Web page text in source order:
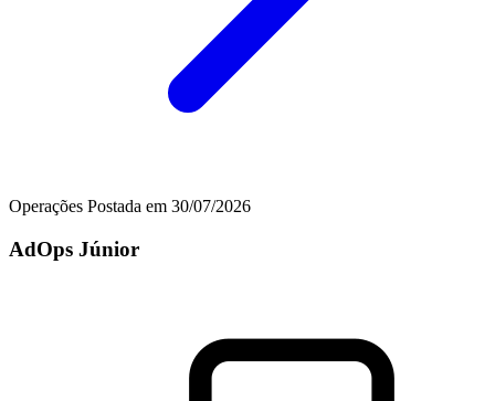
Operações Postada em 30/07/2026
AdOps Júnior